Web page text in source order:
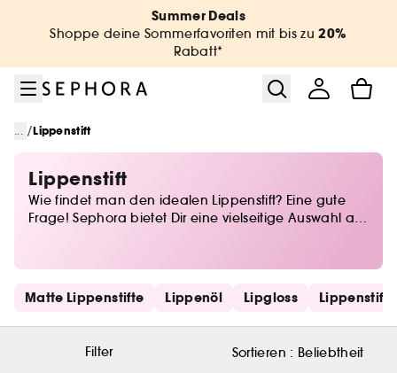
Summer Deals
Shoppe deine Sommerfavoriten mit bis zu20%
Rabatt*
... /Lippenstift
Lippenstift
Wie findet man den idealen Lippenstift? Eine gute
Frage! Sephora bietet Dir eine vielseitige Auswahl an
Ob langanhaltend oder feuchtigkeitsspendend,
matt oder leuchtend, dunkel oder hell: Bei uns gibt
es alles, um Deine Lippen in voller Schönheit
erstrahlen zu lassen.
Schnelllinks überspringen
Matte Lippenstifte Lippenöl Lipgloss Lippenstift
Filter Sortieren : Beliebtheit